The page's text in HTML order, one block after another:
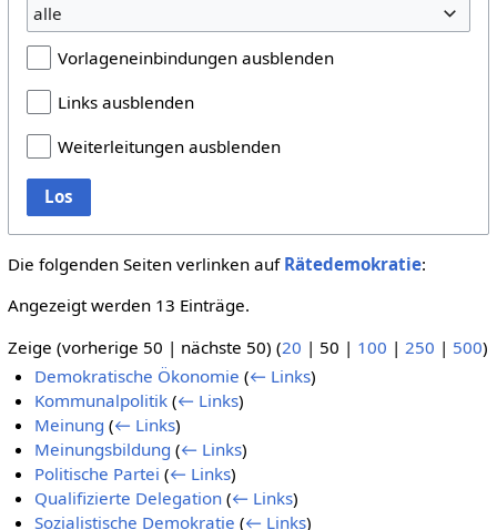
alle
Vorlageneinbindungen ausblenden
Links ausblenden
Weiterleitungen ausblenden
Los
Die folgenden Seiten verlinken auf Rätedemokratie:
Angezeigt werden 13 Einträge.
Zeige (vorherige 50 | nächste 50) (20 | 50 | 100 | 250 | 500)
Demokratische Ökonomie (← Links)
Kommunalpolitik (← Links)
Meinung (← Links)
Meinungsbildung (← Links)
Politische Partei (← Links)
Qualifizierte Delegation (← Links)
Sozialistische Demokratie (← Links)